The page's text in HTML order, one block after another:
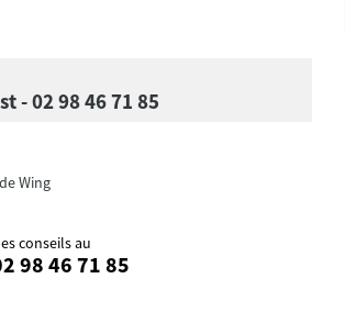
- 02 98 46 71 85
Wing
conseils au
98 46 71 85